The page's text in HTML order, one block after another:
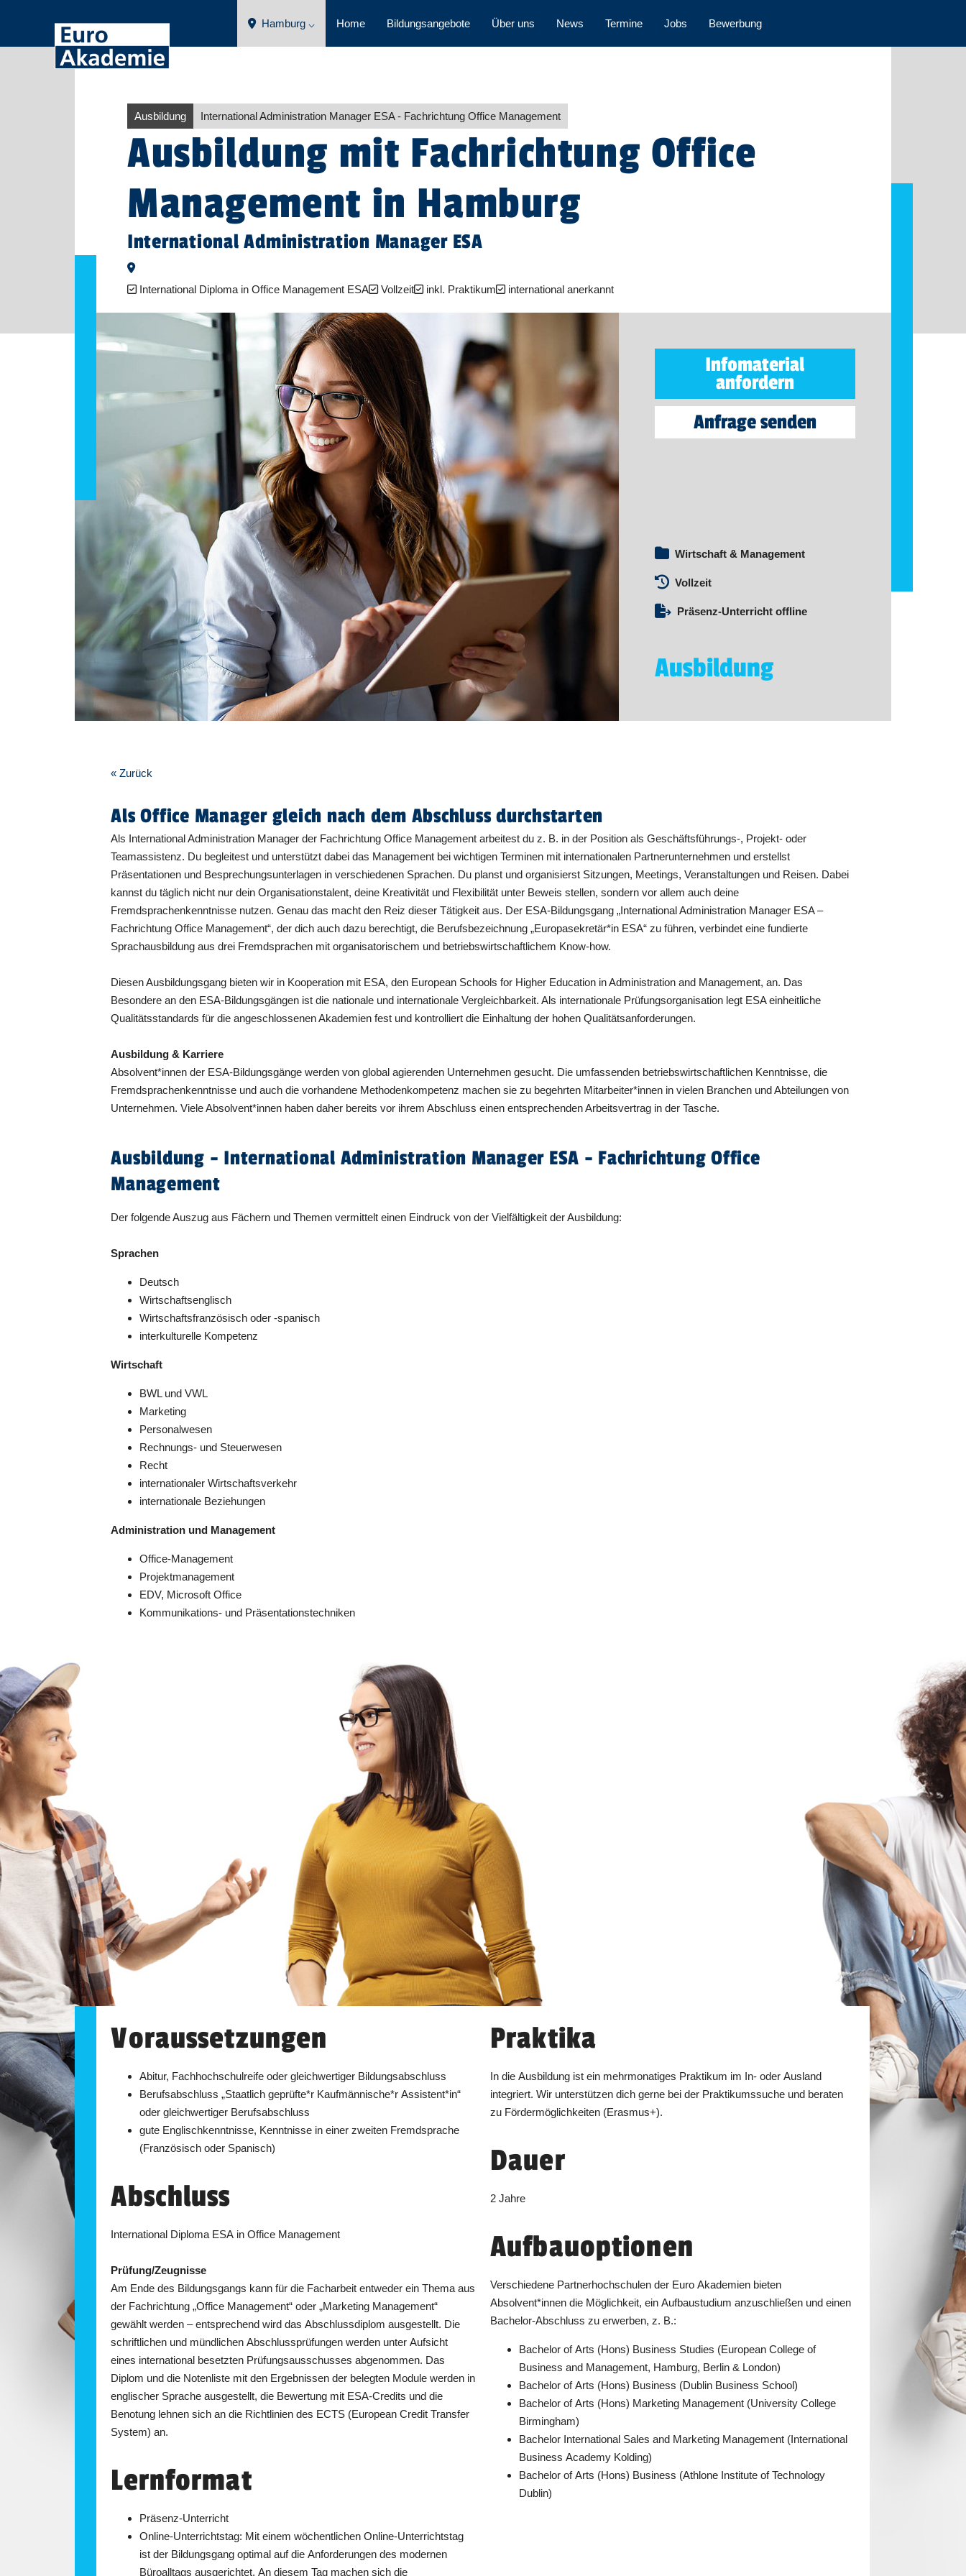
Hamburg ⌵ Home Bildungsangebote Über uns News Termine Jobs Bewerbung
Ausbildung International Administration Manager ESA - Fachrichtung Office Management
Ausbildung mit Fachrichtung Office
Management in Hamburg
International Administration Manager ESA
International Diploma in Office Management ESA Vollzeit inkl. Praktikum international anerkannt
Infomaterial
anfordern
Anfrage senden
Wirtschaft & Management
Vollzeit
Präsenz-Unterricht offline
Ausbildung
« Zurück
Als Office Manager gleich nach dem Abschluss durchstarten
Als International Administration Manager der Fachrichtung Office Management arbeitest du z. B. in der Position als Geschäftsführungs-, Projekt- oder
Teamassistenz. Du begleitest und unterstützt dabei das Management bei wichtigen Terminen mit internationalen Partnerunternehmen und erstellst
Präsentationen und Besprechungsunterlagen in verschiedenen Sprachen. Du planst und organisierst Sitzungen, Meetings, Veranstaltungen und Reisen. Dabei
kannst du täglich nicht nur dein Organisationstalent, deine Kreativität und Flexibilität unter Beweis stellen, sondern vor allem auch deine
Fremdsprachenkenntnisse nutzen. Genau das macht den Reiz dieser Tätigkeit aus. Der ESA-Bildungsgang „International Administration Manager ESA –
Fachrichtung Office Management“, der dich auch dazu berechtigt, die Berufsbezeichnung „Europasekretär*in ESA“ zu führen, verbindet eine fundierte
Sprachausbildung aus drei Fremdsprachen mit organisatorischem und betriebswirtschaftlichem Know-how.
Diesen Ausbildungsgang bieten wir in Kooperation mit ESA, den European Schools for Higher Education in Administration and Management, an. Das
Besondere an den ESA-Bildungsgängen ist die nationale und internationale Vergleichbarkeit. Als internationale Prüfungsorganisation legt ESA einheitliche
Qualitätsstandards für die angeschlossenen Akademien fest und kontrolliert die Einhaltung der hohen Qualitätsanforderungen.
Ausbildung & Karriere
Absolvent*innen der ESA-Bildungsgänge werden von global agierenden Unternehmen gesucht. Die umfassenden betriebswirtschaftlichen Kenntnisse, die
Fremdsprachenkenntnisse und auch die vorhandene Methodenkompetenz machen sie zu begehrten Mitarbeiter*innen in vielen Branchen und Abteilungen von
Unternehmen. Viele Absolvent*innen haben daher bereits vor ihrem Abschluss einen entsprechenden Arbeitsvertrag in der Tasche.
Ausbildung - International Administration Manager ESA - Fachrichtung Office
Management
Der folgende Auszug aus Fächern und Themen vermittelt einen Eindruck von der Vielfältigkeit der Ausbildung:
Sprachen
Deutsch
Wirtschaftsenglisch
Wirtschaftsfranzösisch oder -spanisch
interkulturelle Kompetenz
Wirtschaft
BWL und VWL
Marketing
Personalwesen
Rechnungs- und Steuerwesen
Recht
internationaler Wirtschaftsverkehr
internationale Beziehungen
Administration und Management
Office-Management
Projektmanagement
EDV, Microsoft Office
Kommunikations- und Präsentationstechniken
Voraussetzungen
Abitur, Fachhochschulreife oder gleichwertiger Bildungsabschluss
Berufsabschluss „Staatlich geprüfte*r Kaufmännische*r Assistent*in“
oder gleichwertiger Berufsabschluss
gute Englischkenntnisse, Kenntnisse in einer zweiten Fremdsprache
(Französisch oder Spanisch)
Abschluss
International Diploma ESA in Office Management
Prüfung/Zeugnisse
Am Ende des Bildungsgangs kann für die Facharbeit entweder ein Thema aus
der Fachrichtung „Office Management“ oder „Marketing Management“
gewählt werden – entsprechend wird das Abschlussdiplom ausgestellt. Die
schriftlichen und mündlichen Abschlussprüfungen werden unter Aufsicht
eines international besetzten Prüfungsausschusses abgenommen. Das
Diplom und die Notenliste mit den Ergebnissen der belegten Module werden in
englischer Sprache ausgestellt, die Bewertung mit ESA-Credits und die
Benotung lehnen sich an die Richtlinien des ECTS (European Credit Transfer
System) an.
Lernformat
Präsenz-Unterricht
Online-Unterrichtstag: Mit einem wöchentlichen Online-Unterrichtstag
ist der Bildungsgang optimal auf die Anforderungen des modernen
Büroalltags ausgerichtet. An diesem Tag machen sich die
Praktika
In die Ausbildung ist ein mehrmonatiges Praktikum im In- oder Ausland
integriert. Wir unterstützen dich gerne bei der Praktikumssuche und beraten
zu Fördermöglichkeiten (Erasmus+).
Dauer
2 Jahre
Aufbauoptionen
Verschiedene Partnerhochschulen der Euro Akademien bieten
Absolvent*innen die Möglichkeit, ein Aufbaustudium anzuschließen und einen
Bachelor-Abschluss zu erwerben, z. B.:
Bachelor of Arts (Hons) Business Studies (European College of
Business and Management, Hamburg, Berlin & London)
Bachelor of Arts (Hons) Business (Dublin Business School)
Bachelor of Arts (Hons) Marketing Management (University College
Birmingham)
Bachelor International Sales and Marketing Management (International
Business Academy Kolding)
Bachelor of Arts (Hons) Business (Athlone Institute of Technology
Dublin)